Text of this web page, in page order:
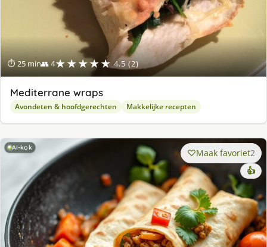
⏱ 25 min👥 4★★★★★ 4.5 (2)
Mediterrane wraps
Avondeten & hoofdgerechten Makkelijke recepten
AI-kok Maak favoriet2
👍